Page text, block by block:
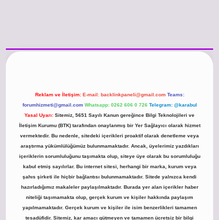
Reklam ve İletişim: E-mail: backlinkpaneli@gmail.com Teams:
forumhizmeti@gmail.com Whatsapp: 0262 606 0 726 Telegram: @karabul
Yasal Uyarı: Sitemiz, 5651 Sayılı Kanun gereğince Bilgi Teknolojileri ve
İletişim Kurumu (BTK) tarafından onaylanmış bir Yer Sağlayıcı olarak hizmet
vermektedir. Bu nedenle, sitedeki içerikleri proaktif olarak denetleme veya
araştırma yükümlülüğümüz bulunmamaktadır. Ancak, üyelerimiz yazdıkları
içeriklerin sorumluluğunu taşımakta olup, siteye üye olarak bu sorumluluğu
kabul etmiş sayılırlar. Bu internet sitesi, herhangi bir marka, kurum veya
şahıs şirketi ile hiçbir bağlantısı bulunmamaktadır. Sitede yalnızca kendi
hazırladığımız makaleler paylaşılmaktadır. Burada yer alan içerikler haber
niteliği taşımamakta olup, gerçek kurum ve kişiler hakkında paylaşım
yapılmamaktadır. Gerçek kurum ve kişiler ile isim benzerlikleri tamamen
tesadüfidir. Sitemiz, kar amacı gütmeyen ve tamamen ücretsiz bir bilgi